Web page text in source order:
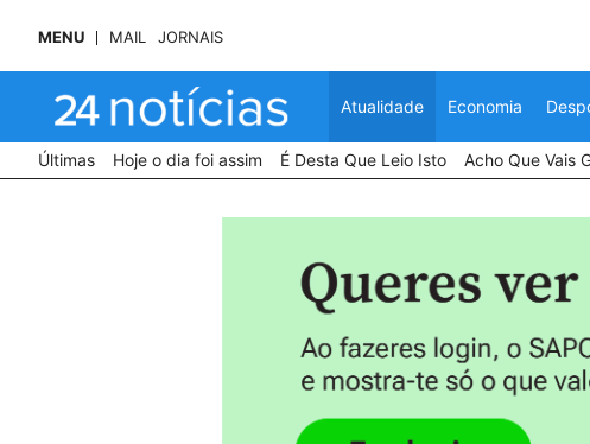
MENU MAIL JORNAIS
Atualidade Economia
Últimas Hoje o dia foi assim É Desta Que Leio Isto Acho Que Vais